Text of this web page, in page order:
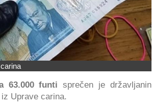
63.000 funti sprečen je državljanin
Uprave carina.